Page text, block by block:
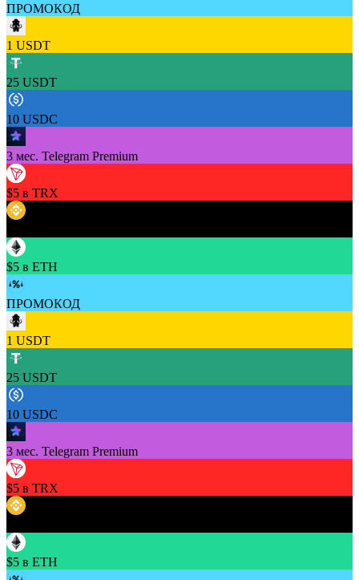
ПРОМОКОД
1 USDT
25 USDT
10 USDC
3 мес. Telegram Premium
$5 в TRX
$5 в ETH
ПРОМОКОД
1 USDT
25 USDT
10 USDC
3 мес. Telegram Premium
$5 в TRX
$5 в ETH